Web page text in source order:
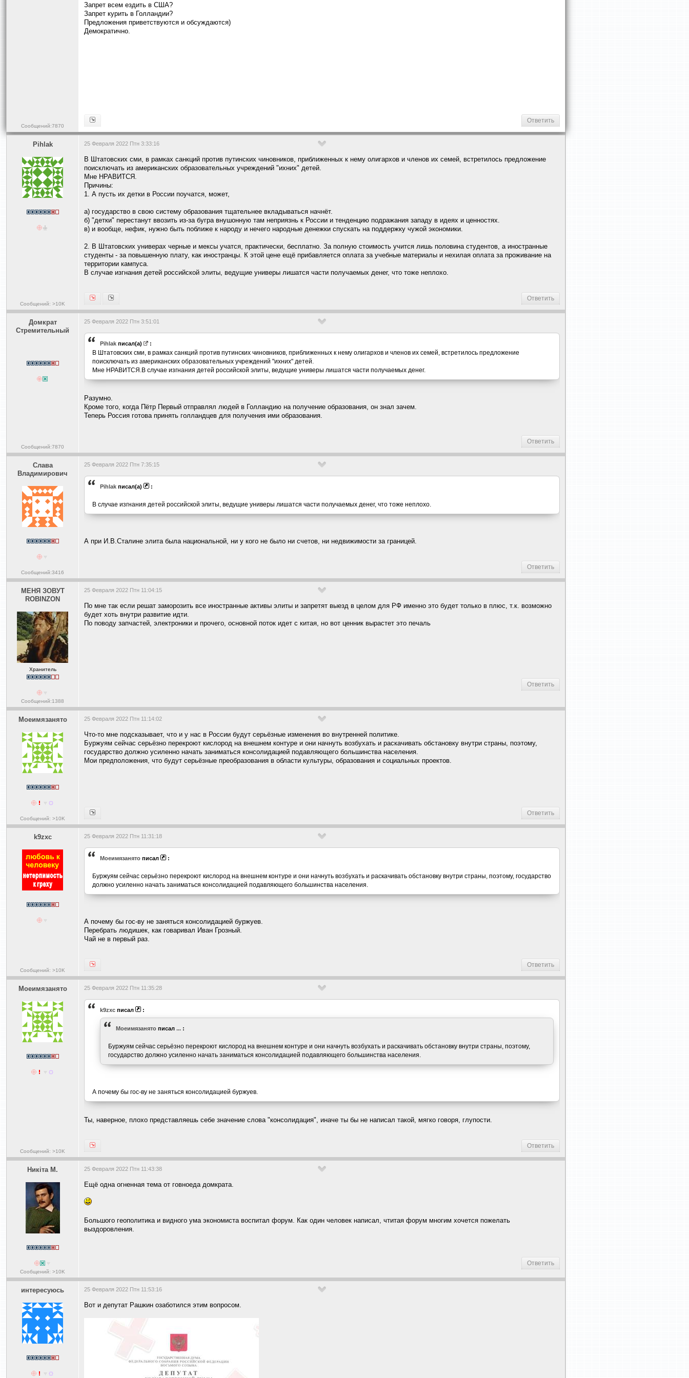
Сообщений:7870
Запрет всем ездить в США?
Запрет курить в Голландии?
Предложения приветствуются и обсуждаются)
Демократично.
Ответить
Pihlak
Сообщений: >10K
25 Февраля 2022 Птн 3:33:16
В Штатовских сми, в рамках санкций против путинских чиновников, приближенных к нему олигархов и членов их семей, встретилось предложение
поисключать из американских образовательных учреждений "ихних" детей.
Мне НРАВИТСЯ.
Причины:
1. А пусть их детки в России поучатся, может,
а) государство в свою систему образования тщательнее вкладываться начнёт.
б) "детки" перестанут ввозить из-за бугра внушонную там неприязнь к России и тенденцию подражания западу в идеях и ценностях.
в) и вообще, нефик, нужно быть поближе к народу и нечего народные денежки спускать на поддержку чужой экономики.
2. В Штатовских универах черные и мексы учатся, практически, бесплатно. За полную стоимость учится лишь половина студентов, а иностранные
студенты - за повышенную плату, как иностранцы. К этой цене ещё прибавляется оплата за учебные материалы и нехилая оплата за проживание на
территории кампуса.
В случае изгнания детей российской элиты, ведущие универы лишатся части получаемых денег, что тоже неплохо.
Ответить
Домкрат
Стремительный
Сообщений:7870
25 Февраля 2022 Птн 3:51:01
Pihlak писал(а) :
В Штатовских сми, в рамках санкций против путинских чиновников, приближенных к нему олигархов и членов их семей, встретилось предложение
поисключать из американских образовательных учреждений "ихних" детей.
Мне НРАВИТСЯ.В случае изгнания детей российской элиты, ведущие универы лишатся части получаемых денег.
Разумно.
Кроме того, когда Пётр Первый отправлял людей в Голландию на получение образования, он знал зачем.
Теперь Россия готова принять голландцев для получения ими образования.
Ответить
Слава
Владимирович
Сообщений:3416
25 Февраля 2022 Птн 7:35:15
Pihlak писал(а) :
В случае изгнания детей российской элиты, ведущие универы лишатся части получаемых денег, что тоже неплохо.
А при И.В.Сталине элита была национальной, ни у кого не было ни счетов, ни недвижимости за границей.
Ответить
МЕНЯ ЗОВУТ
ROBINZON
Хранитель
Сообщений:1388
25 Февраля 2022 Птн 11:04:15
По мне так если решат заморозить все иностранные активы элиты и запретят выезд в целом для РФ именно это будет только в плюс, т.к. возможно
будет хоть внутри развитие идти.
По поводу запчастей, электроники и прочего, основной поток идет с китая, но вот ценник вырастет это печаль
Ответить
Моеимязанято
Сообщений: >10K
25 Февраля 2022 Птн 11:14:02
Что-то мне подсказывает, что и у нас в России будут серьёзные изменения во внутренней политике.
Буржуям сейчас серьёзно перекроют кислород на внешнем контуре и они начнуть возбухать и раскачивать обстановку внутри страны, поэтому,
государство должно усиленно начать заниматься консолидацией подавляющего большинства населения.
Мои предположения, что будут серьёзные преобразования в области культуры, образования и социальных проектов.
Ответить
k9zxc
Сообщений: >10K
25 Февраля 2022 Птн 11:31:18
Моеимязанято писал :
Буржуям сейчас серьёзно перекроют кислород на внешнем контуре и они начнуть возбухать и раскачивать обстановку внутри страны, поэтому, государство
должно усиленно начать заниматься консолидацией подавляющего большинства населения.
А почему бы гос-ву не заняться консолидацией буржуев.
Перебрать людишек, как говаривал Иван Грозный.
Чай не в первый раз.
Ответить
Моеимязанято
Сообщений: >10K
25 Февраля 2022 Птн 11:35:28
k9zxc писал :
Моеимязанято писал ... :
Буржуям сейчас серьёзно перекроют кислород на внешнем контуре и они начнуть возбухать и раскачивать обстановку внутри страны, поэтому,
государство должно усиленно начать заниматься консолидацией подавляющего большинства населения.
А почему бы гос-ву не заняться консолидацией буржуев.
Ты, наверное, плохо представляешь себе значение слова "консолидация", иначе ты бы не написал такой, мягко говоря, глупости.
Ответить
Никiта М.
Сообщений: >10K
25 Февраля 2022 Птн 11:43:38
Ещё одна огненная тема от говноеда домкрата.
Большого геополитика и видного ума экономиста воспитал форум. Как один человек написал, чтитая форум многим хочется пожелать
выздоровления.
Ответить
интересуюсь 25 Февраля 2022 Птн 11:53:16
Вот и депутат Рашкин озаботился этим вопросом.